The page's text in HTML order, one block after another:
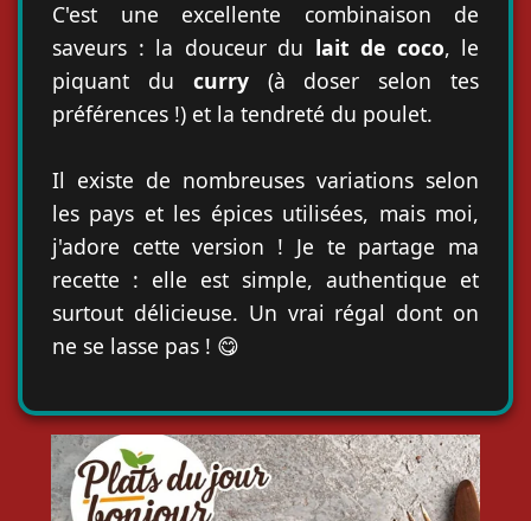
C'est une excellente combinaison de
saveurs : la douceur du lait de coco, le
piquant du curry(à doser selon tes
préférences !) et la tendreté du poulet.
Il existe de nombreuses variations selon
les pays et les épices utilisées, mais moi,
j'adore cette version ! Je te partage ma
recette : elle est simple, authentique et
surtout délicieuse. Un vrai régal dont on
ne se lasse pas ! 😋